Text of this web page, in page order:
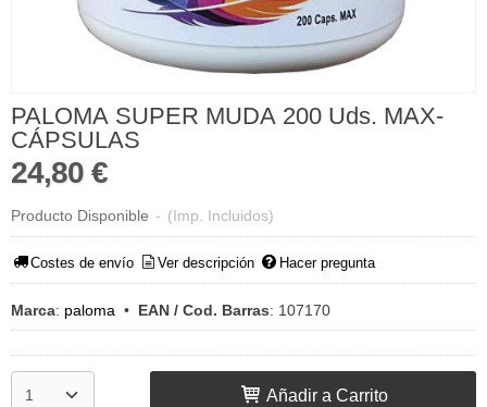
PALOMA SUPER MUDA 200 Uds. MAX-
CÁPSULAS
24,80 €
Producto Disponible - (Imp. Incluidos)
Costes de envío Ver descripción Hacer pregunta
Marca: paloma • EAN / Cod. Barras: 107170
Añadir a Carrito